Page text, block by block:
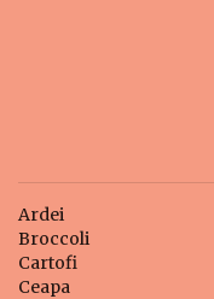
Ardei
Broccoli
Cartofi
Ceapa